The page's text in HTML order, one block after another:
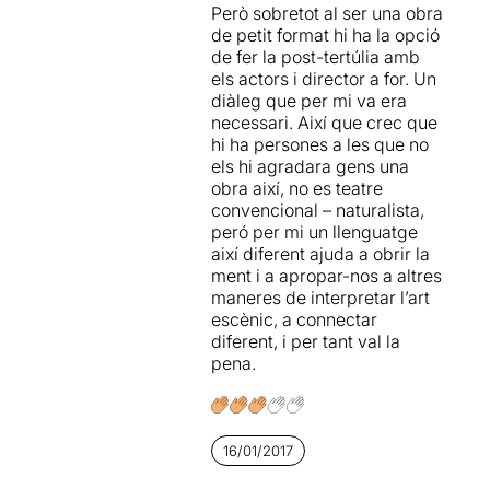
Però sobretot al ser una obra
de petit format hi ha la opció
de fer la post-tertúlia amb
els actors i director a for. Un
diàleg que per mi va era
necessari. Així que crec que
hi ha persones a les que no
els hi agradara gens una
obra així, no es teatre
convencional – naturalista,
peró per mi un llenguatge
així diferent ajuda a obrir la
ment i a apropar-nos a altres
maneres de interpretar l’art
escènic, a connectar
diferent, i per tant val la
pena.
16/01/2017